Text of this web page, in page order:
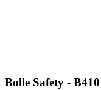
Bolle Safety -